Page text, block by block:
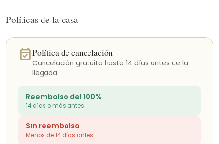
Opciones de alquiler:
Para una experiencia más personalizada, considere alquilar
bicicletas, scooters, cuatrimotos o carritos de golf para recorrer
los alrededores a su propio ritmo. Esta opción es una excelente
manera de descubrir joyas ocultas y disfrutar de la belleza
paisajística de la zona.
Si prefiere un viaje sin complicaciones o necesita desplazarse a
destinos específicos, hay taxis y servicios de tuktuk fácilmente
Notas adicionales
Políticas de la casa
event_availablePolítica de cancelación
Cancelación gratuita hasta 14 días antes de la
llegada.
Reembolso del 100%
14 días o más antes
Sin reembolso
Menos de 14 días antes